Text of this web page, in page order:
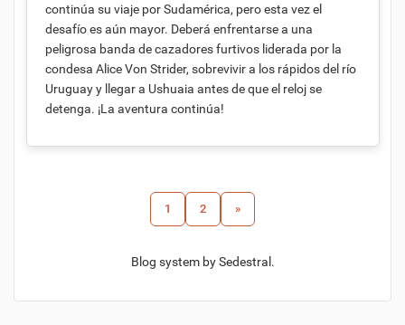
continúa su viaje por Sudamérica, pero esta vez el
desafío es aún mayor. Deberá enfrentarse a una
peligrosa banda de cazadores furtivos liderada por la
condesa Alice Von Strider, sobrevivir a los rápidos del río
Uruguay y llegar a Ushuaia antes de que el reloj se
detenga. ¡La aventura continúa!
1 2 »
Blog system by Sedestral.